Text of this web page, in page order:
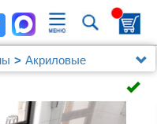
Акриловые
AM-VER-1700-800